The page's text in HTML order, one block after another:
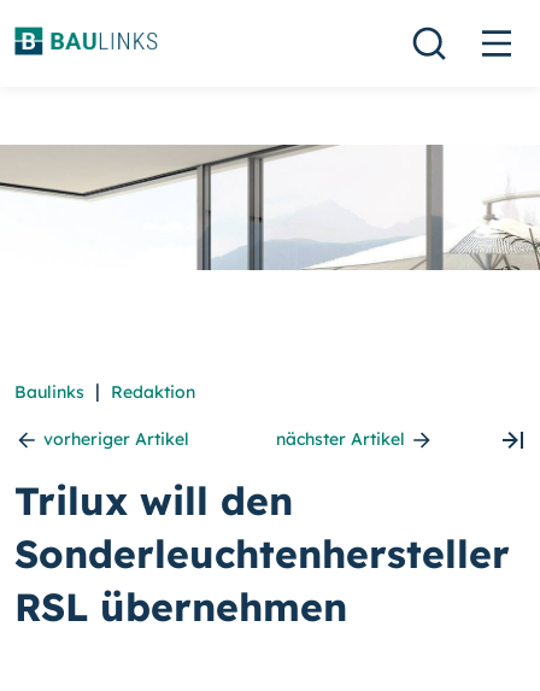
Baulinks | Redaktion
vorheriger Artikel nächster Artikel
Trilux will den
Sonderleuchtenhersteller
RSL übernehmen